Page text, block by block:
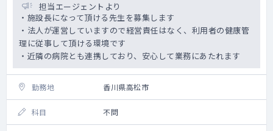
担当エージェントより
・施設長になって頂ける先生を募集します
・法人が運営していますので経営責任はなく、利用者の健康管
理に従事して頂ける環境です
・近隣の病院とも連携しており、安心して業務にあたれます
勤務地 香川県高松市
科目 不問